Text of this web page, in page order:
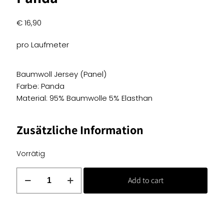
€16,90
pro Laufmeter
Baumwoll Jersey (Panel)
Farbe: Panda
Material: 95% Baumwolle 5% Elasthan
Zusätzliche Information
Vorrätig
(Panel)
Add to cart